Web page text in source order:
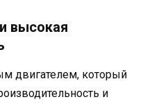
высокая
двигателем, который
и